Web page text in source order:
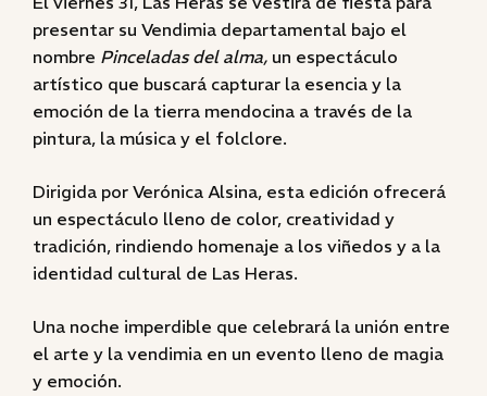
presentar su Vendimia departamental bajo el
nombre Pinceladas del alma, un espectáculo
artístico que buscará capturar la esencia y la
emoción de la tierra mendocina a través de la
pintura, la música y el folclore.
Dirigida por Verónica Alsina, esta edición ofrecerá
un espectáculo lleno de color, creatividad y
tradición, rindiendo homenaje a los viñedos y a la
identidad cultural de Las Heras.
Una noche imperdible que celebrará la unión entre
el arte y la vendimia en un evento lleno de magia
y emoción.